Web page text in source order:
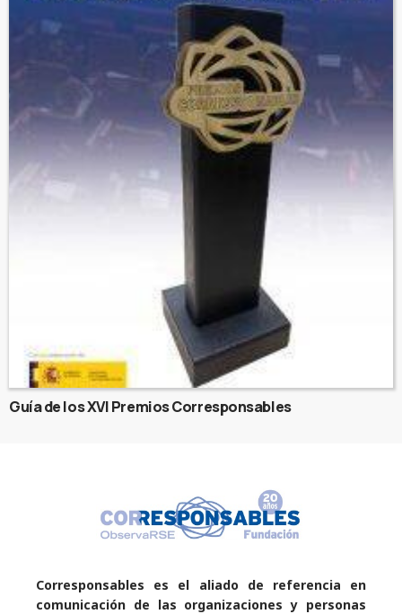
Guía de los XVI Premios Corresponsables
Corresponsables es el aliado de referencia en
comunicación de las organizaciones y personas